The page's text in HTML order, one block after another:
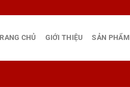
CHỦ GIỚI THIỆU SẢN PHẨM